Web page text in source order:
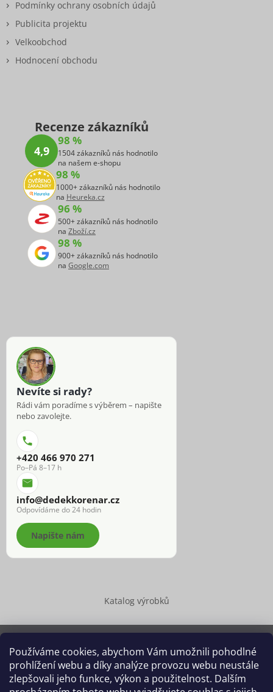
Používáme cookies, abychom Vám umožnili pohodlné
prohlížení webu a díky analýze provozu webu neustále
zlepšovali jeho funkce, výkon a použitelnost. Dalším
Podmínky ochrany osobních údajů
Publicita projektu
Velkoobchod
Hodnocení obchodu
Recenze zákazníků
4,9
98 %
1504 zákazníků nás hodnotilo
na našem e-shopu
98 %
1000+ zákazníků nás hodnotilo
na Heureka.cz
96 %
500+ zákazníků nás hodnotilo
na Zboží.cz
98 %
900+ zákazníků nás hodnotilo
na Google.com
Nevíte si rady?
Rádi vám poradíme s výběrem – napište
nebo zavolejte.
+420 466 970 271
Po–Pá 8–17 h
info@dedekkorenar.cz
Odpovídáme do 24 hodin
Napište nám
Katalog výrobků
Copyright 2026 Dědek kořenář®
. Všechna práva vyhrazena.
Upravit nastavení cookies